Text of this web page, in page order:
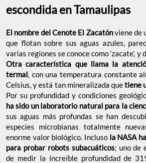
escondida en Tamaulipas
El nombre del Cenote El Zacatónviene de
que flotan sobre sus aguas azules,
varias regiones se conoce como ‘zacate’, y
Otra característica que llama la
termal, con una temperatura constante
Celsius, y está tan mineralizada quetiene
Por su profundidad y condiciones
ha sido un laboratorio natural para la
sus aguas más profundas se han
especies microbianas totalmente
enorme valor biológico. Incluso la NASA
para probar robots subacuáticos; uno de
de medir la increíble profundidad de